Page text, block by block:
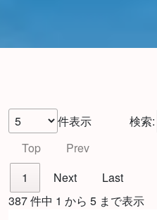
件表示
検索:
Top
Prev
1
Next
Last
387 件中 1 から 5 まで表示